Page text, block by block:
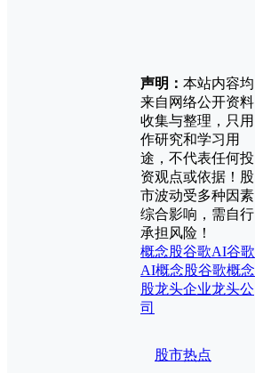
声明： 本站内容均
来自网络公开资料
收集与整理，只用
作研究和学习用
途，不代表任何投
资观点或依据！股
市波动受多种因素
综合影响，需自行
承担风险！
概念股谷歌AI谷歌
AI概念股谷歌概念
股龙头企业龙头公
司
股市热点